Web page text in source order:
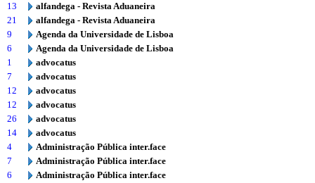
13
alfandega - Revista Aduaneira
21
alfandega - Revista Aduaneira
9
Agenda da Universidade de Lisboa
6
Agenda da Universidade de Lisboa
1
advocatus
7
advocatus
12
advocatus
12
advocatus
26
advocatus
14
advocatus
4
Administração Pública inter.face
7
Administração Pública inter.face
6
Administração Pública inter.face